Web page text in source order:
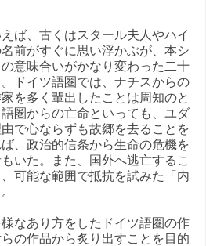
ば、古くはスタール夫人やハイ
前がすぐに思い浮かぶが、本シ
意味合いがかなり変わった二十
ドイツ語圏では、ナチスからの
を多く輩出したことは周知のと
圏からの亡命といっても、ユダ
で心ならずも故郷を去ることを
、政治的信条から生命の危機を
いた。また、国外へ逃亡するこ
可能な範囲で抵抗を試みた「内
なあり方をしたドイツ語圏の作
の作品から炙り出すことを目的